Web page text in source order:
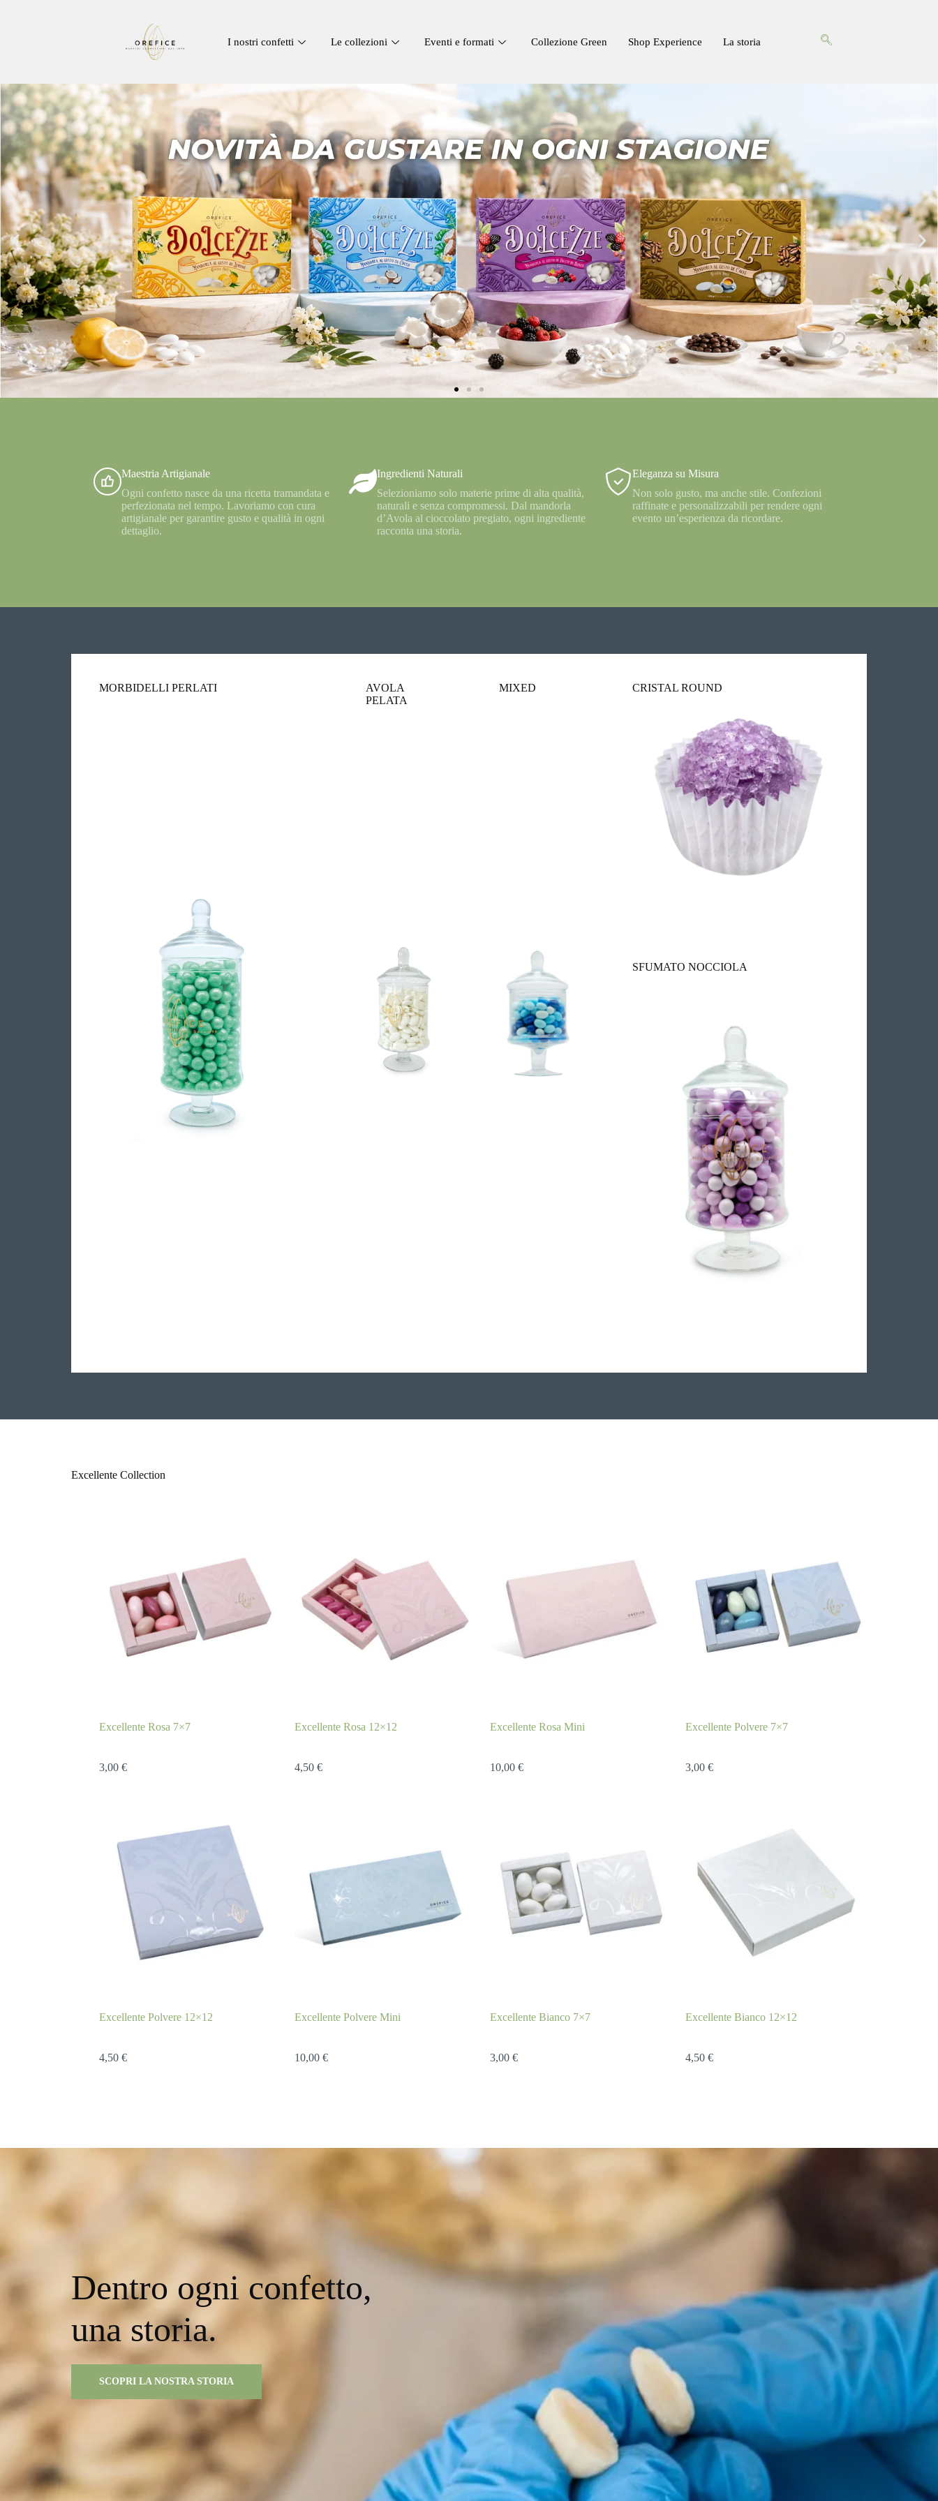
I nostri confetti Le collezioni Eventi e formati Collezione Green Shop Experience La storia
Maestria Artigianale
Ogni confetto nasce da una ricetta tramandata e
perfezionata nel tempo. Lavoriamo con cura
artigianale per garantire gusto e qualità in ogni
dettaglio.
Ingredienti Naturali
Selezioniamo solo materie prime di alta qualità,
naturali e senza compromessi. Dal mandorla
d’Avola al cioccolato pregiato, ogni ingrediente
racconta una storia.
Eleganza su Misura
Non solo gusto, ma anche stile. Confezioni
raffinate e personalizzabili per rendere ogni
evento un’esperienza da ricordare.
MORBIDELLI PERLATI
AVOLA
PELATA
MIXED CRISTAL ROUND
SFUMATO NOCCIOLA
Excellente Collection
Excellente Rosa 7×7
3,00 €
Excellente Rosa 12×12
4,50 €
Excellente Rosa Mini
10,00 €
Excellente Polvere 7×7
3,00 €
Excellente Polvere 12×12
4,50 €
Excellente Polvere Mini
10,00 €
Excellente Bianco 7×7
3,00 €
Excellente Bianco 12×12
4,50 €
Dentro ogni confetto,
una storia.
SCOPRI LA NOSTRA STORIA